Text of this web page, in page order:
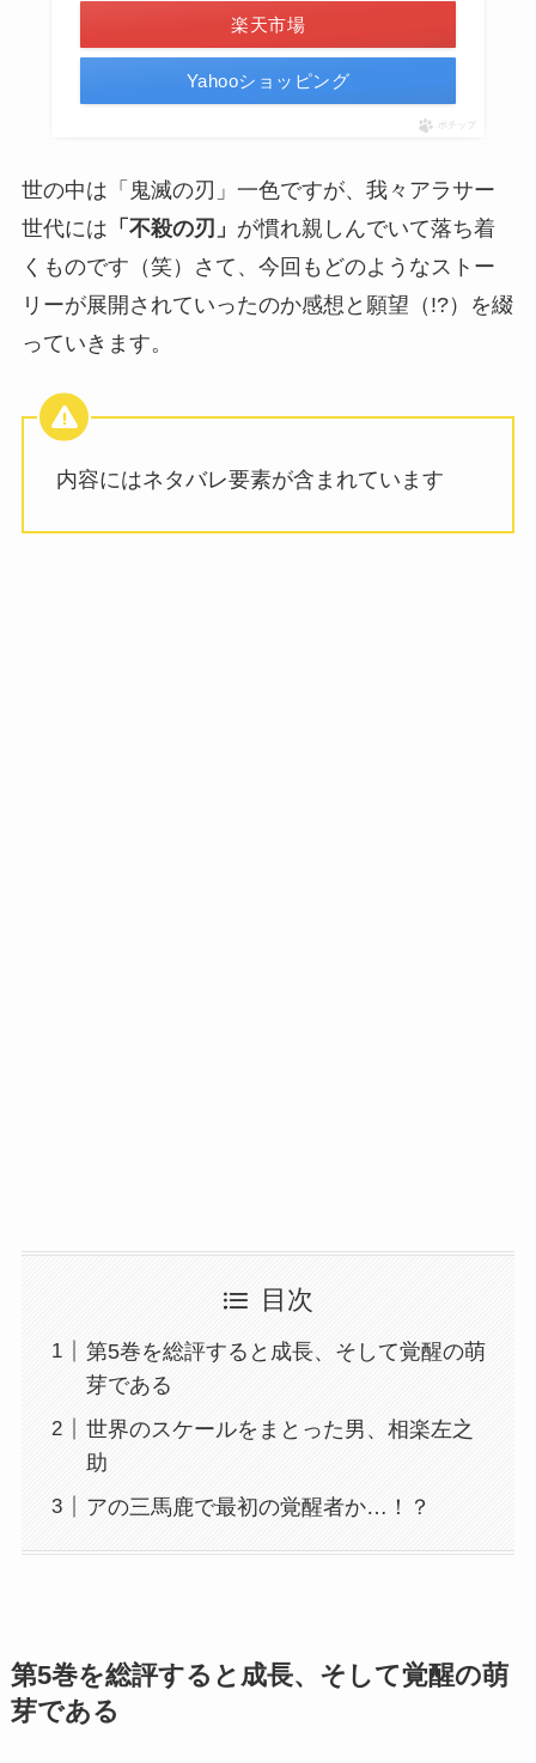
楽天市場
Yahooショッピング
ポチップ
世の中は「鬼滅の刃」一色ですが、我々アラサー
世代には 「不殺の刃」 が慣れ親しんでいて落ち着
くものです（笑）さて、今回もどのようなストー
リーが展開されていったのか感想と願望（!?）を綴
っていきます。
内容にはネタバレ要素が含まれています
目次
第5巻を総評すると成長、そして覚醒の萌
芽である
世界のスケールをまとった男、相楽左之
助
アの三馬鹿で最初の覚醒者か…！？
第5巻を総評すると成長、そして覚醒の萌
芽である